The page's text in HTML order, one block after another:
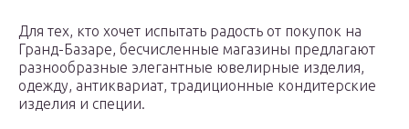
Для тех, кто хочет испытать радость от покупок на
Гранд-Базаре, бесчисленные магазины предлагают
разнообразные элегантные ювелирные изделия,
одежду, антиквариат, традиционные кондитерские
изделия и специи.